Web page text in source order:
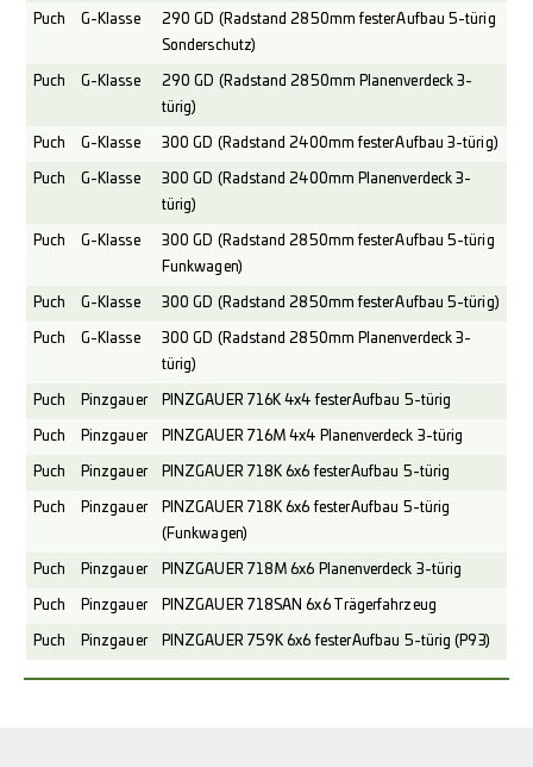
Puch G-Klasse
290 GD (Radstand 2850mm fester Aufbau 5-türig
Sonderschutz)
Puch G-Klasse
290 GD (Radstand 2850mm Planenverdeck 3-
türig)
Puch G-Klasse 300 GD (Radstand 2400mm fester Aufbau 3-türig)
Puch G-Klasse
300 GD (Radstand 2400mm Planenverdeck 3-
türig)
Puch G-Klasse
300 GD (Radstand 2850mm fester Aufbau 5-türig
Funkwagen)
Puch G-Klasse 300 GD (Radstand 2850mm fester Aufbau 5-türig)
Puch G-Klasse
300 GD (Radstand 2850mm Planenverdeck 3-
türig)
Puch Pinzgauer PINZGAUER 716K 4x4 fester Aufbau 5-türig
Puch Pinzgauer PINZGAUER 716M 4x4 Planenverdeck 3-türig
Puch Pinzgauer PINZGAUER 718K 6x6 fester Aufbau 5-türig
Puch Pinzgauer
PINZGAUER 718K 6x6 fester Aufbau 5-türig
(Funkwagen)
Puch Pinzgauer PINZGAUER 718M 6x6 Planenverdeck 3-türig
Puch Pinzgauer PINZGAUER 718SAN 6x6 Trägerfahrzeug
Puch Pinzgauer PINZGAUER 759K 6x6 fester Aufbau 5-türig (P93)